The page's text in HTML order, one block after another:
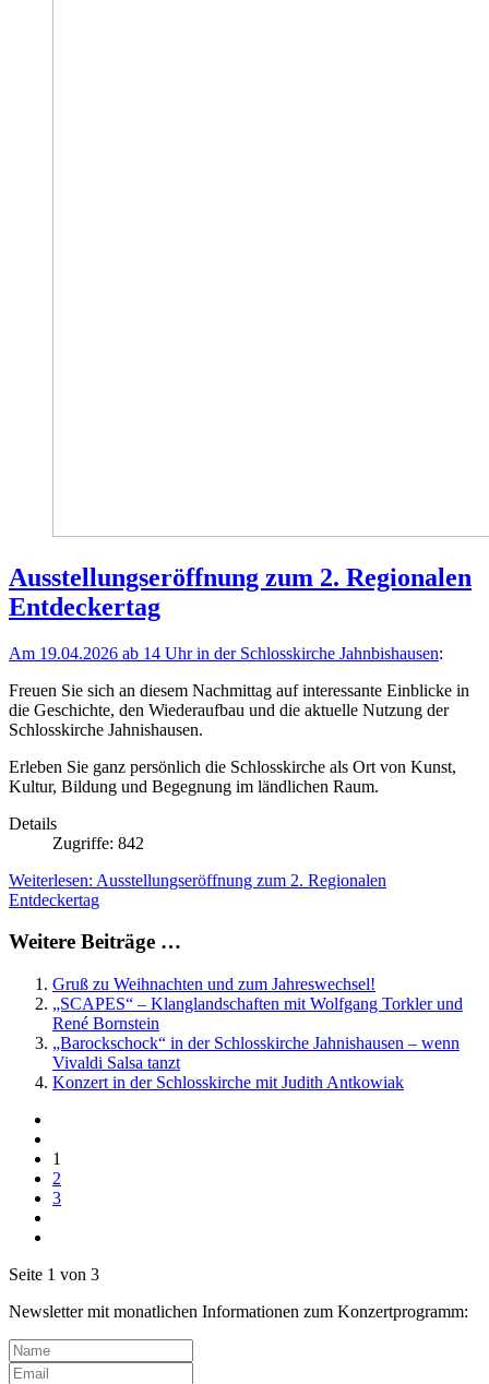
Ausstellungseröffnung zum 2. Regionalen
Entdeckertag
Am 19.04.2026 ab 14 Uhr in der Schlosskirche Jahnbishausen:
Freuen Sie sich an diesem Nachmittag auf interessante Einblicke in
die Geschichte, den Wiederaufbau und die aktuelle Nutzung der
Schlosskirche Jahnishausen.
Erleben Sie ganz persönlich die Schlosskirche als Ort von Kunst,
Kultur, Bildung und Begegnung im ländlichen Raum.
Details
Zugriffe: 842
Weiterlesen: Ausstellungseröffnung zum 2. Regionalen
Entdeckertag
Weitere Beiträge …
Gruß zu Weihnachten und zum Jahreswechsel!
„SCAPES“ – Klanglandschaften mit Wolfgang Torkler und
René Bornstein
„Barockschock“ in der Schlosskirche Jahnishausen – wenn
Vivaldi Salsa tanzt
Konzert in der Schlosskirche mit Judith Antkowiak
1
2
3
Seite 1 von 3
Newsletter mit monatlichen Informationen zum Konzertprogramm: